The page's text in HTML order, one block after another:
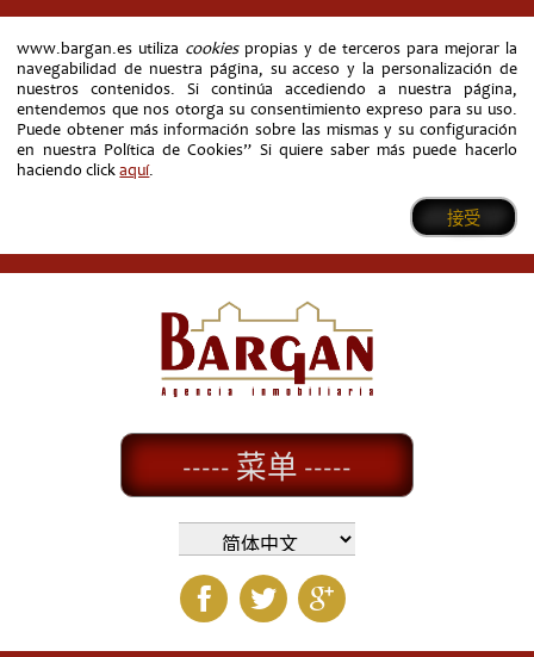
www.bargan.es utiliza cookiespropias y de terceros para mejorar la
navegabilidad de nuestra página, su acceso y la personalización de
nuestros contenidos. Si continúa accediendo a nuestra página,
entendemos que nos otorga su consentimiento expreso para su uso.
Puede obtener más información sobre las mismas y su configuración
en nuestra Política de Cookies” Si quiere saber más puede hacerlo
haciendo clickaquí.
接受